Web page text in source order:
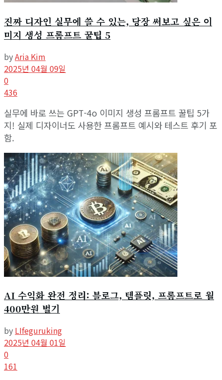
진짜 디자인 실무에 쓸 수 있는, 당장 써보고 싶은 이
미지 생성 프롬프트 꿀팁 5
byAria Kim
2025년 04월 09일
0
436
실무에 바로 쓰는 GPT-4o 이미지 생성 프롬프트 꿀팁 5가
지! 실제 디자이너도 사용한 프롬프트 예시와 테스트 후기 포
함.
AI 수익화 완전 정리: 블로그, 템플릿, 프롬프트로 월
400만원 벌기
by LIfeguruking
2025년 04월 01일
0
161